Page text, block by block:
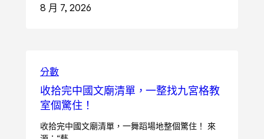
8 月 7, 2026
分數
收拾完中國文廟清單，一整找九宮格教
室個驚住！
收拾完中國文廟清單，一舞蹈場地整個驚住！ 來